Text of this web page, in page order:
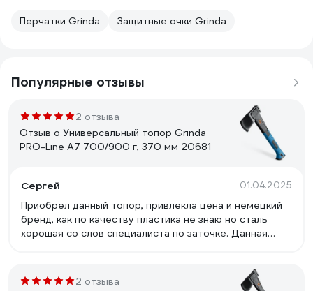
Перчатки Grinda Защитные очки Grinda
Популярные отзывы
2 отзыва
Отзыв о Универсальный топор Grinda
PRO-Line A7 700/900 г, 370 мм 20681
Сергей 01.04.2025
Приобрел данный топор, привлекла цена и немецкий
бренд, как по качеству пластика не знаю но сталь
хорошая со слов специалиста по заточке. Данная
2 отзыва